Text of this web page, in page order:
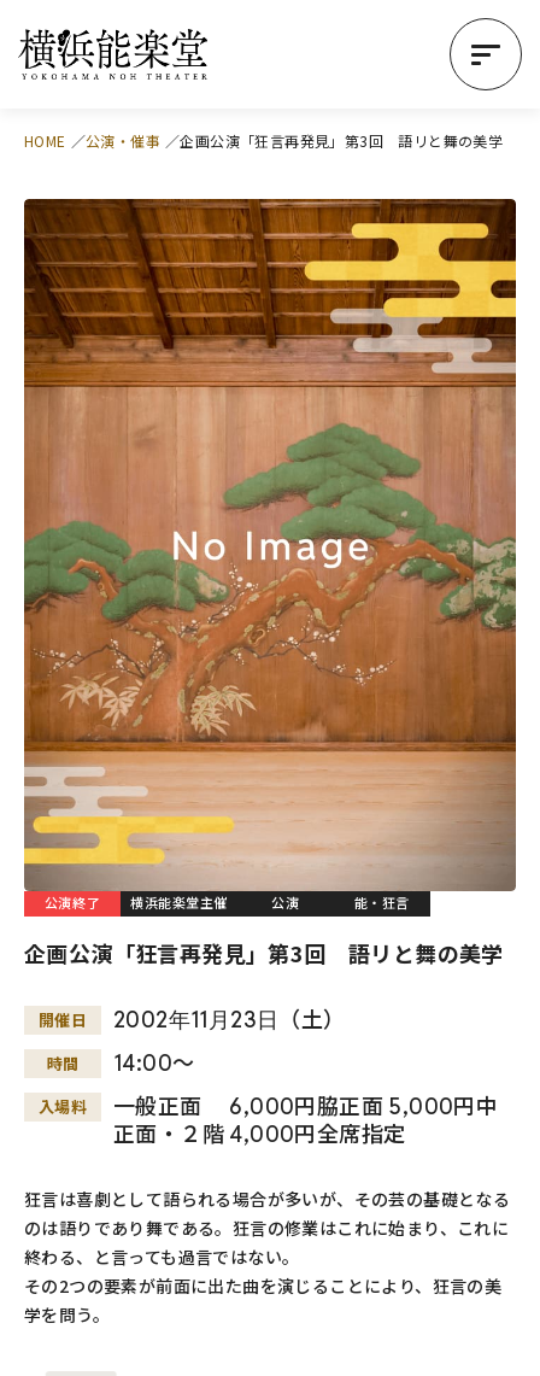
HOME 公演・催事 企画公演「狂言再発見」第3回 語リと舞の美学
公演終了 横浜能楽堂主催 公演 能・狂言
企画公演「狂言再発見」第3回 語リと舞の美学
開催日 2002年11 月 23日 （土）
時間 14:00～
入場料
一般正面 6,000円脇正面 5,000円中
正面・２階 4,000円全席指定
狂言は喜劇として語られる場合が多いが、その芸の基礎となる
のは語りであり舞である。狂言の修業はこれに始まり、これに
終わる、と言っても過言ではない。
その2つの要素が前面に出た曲を演じることにより、狂言の美
学を問う。